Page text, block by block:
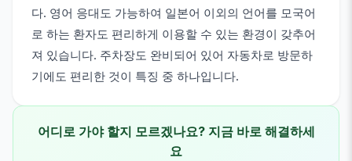
다. 영어 응대도 가능하여 일본어 이외의 언어를 모국어
로 하는 환자도 편리하게 이용할 수 있는 환경이 갖추어
져 있습니다. 주차장도 완비되어 있어 자동차로 방문하
기에도 편리한 것이 특징 중 하나입니다.
어디로 가야 할지 모르겠나요? 지금 바로 해결하세
요